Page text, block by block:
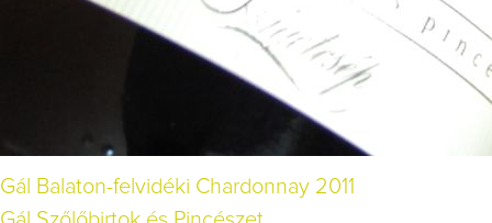
Gál Balaton-felvidéki Chardonnay 2011